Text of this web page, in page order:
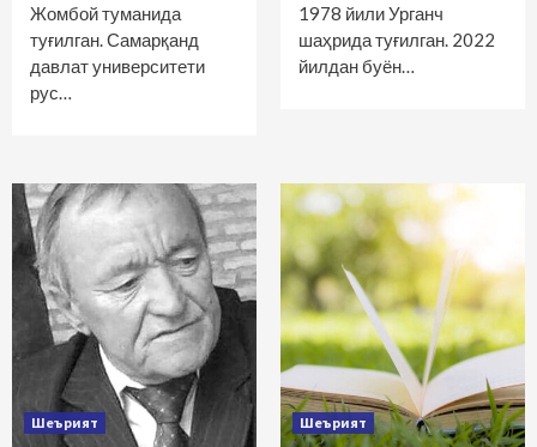
Жомбой туманида
туғилган. Самарқанд
давлат университети
рус…
1978 йили Урганч
шаҳрида туғилган. 2022
йилдан буён…
Шеърият Шеърият